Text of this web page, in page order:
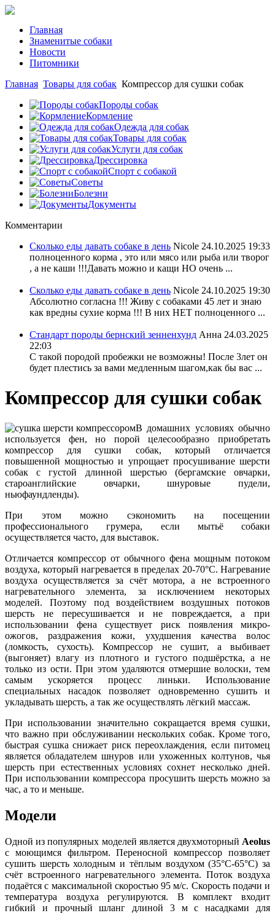
Главная
Знаменитые собаки
Новости
Питомники
Главная Товары для собак Компрессор для сушки собак
Породы собак
Кормление
Одежда для собак
Товары для собак
Услуги для собак
Дрессировка
Спорт с собакой
Советы
Болезни
Документы
Комментарии
Сколько еды давать собаке в день Nicole 24.10.2025 19:33
полноценного корма , это или мясо или рыба или творог
, а не каши !!!Давать можно и кащи НО очень ...
Сколько еды давать собаке в день Nicole 24.10.2025 19:30
Абсолютно согласна !!! Живу с собаками 45 лет и знаю
как вредны сухие корма !!! В них НЕТ полноценного ...
Стандарт породы бернский зенненхунд Анна 24.03.2025
22:03
С такой породой пробежки не возможны! После 3лет он
будет плестись за вами медленным шагом,как бы вас ...
Компрессор для сушки собак
В домашних условиях обычно
используется фен, но порой целесообразно приобретать
компрессор для сушки собак, который отличается
повышенной мощностью и упрощает просушивание шерсти
собак с густой длинной шерстью (бергамские овчарки,
староанглийские овчарки, шнуровые пудели,
ньюфаундленды).
При этом можно сэкономить на посещении
профессионального грумера, если мытьё собаки
осуществляется часто, для выставок.
Отличается компрессор от обычного фена мощным потоком
воздуха, который нагревается в пределах 20-70°C. Нагревание
воздуха осуществляется за счёт мотора, а не встроенного
нагревательного элемента, за исключением некоторых
моделей. Поэтому под воздействием воздушных потоков
шерсть не пересушивается и не повреждается, а при
использовании фена существует риск появления микро-
ожогов, раздражения кожи, ухудшения качества волос
(ломкость, сухость). Компрессор не сушит, а выбивает
(выгоняет) влагу из плотного и густого подшёрстка, а не
только из ости. При этом удаляются отмершие волоски, тем
самым ускоряется процесс линьки. Использование
специальных насадок позволяет одновременно сушить и
укладывать шерсть, а так же осуществлять лёгкий массаж.
При использовании значительно сокращается время сушки,
что важно при обслуживании нескольких собак. Кроме того,
быстрая сушка снижает риск переохлаждения, если питомец
является обладателем шнуров или ухоженных колтунов, чья
шерсть при естественных условиях сохнет несколько дней.
При использовании компрессора просушить шерсть можно за
час, а то и меньше.
Модели
Одной из популярных моделей является двухмоторный Aeolus
с моющимся фильтром. Переносной компрессор позволяет
сушить шерсть холодным и тёплым воздухом (35°C-65°C) за
счёт встроенного нагревательного элемента. Поток воздуха
подаётся с максимальной скоростью 95 м/с. Скорость подачи и
температура воздуха регулируются. В комплект входит
гибкий и прочный шланг длиной 3 м с насадками для